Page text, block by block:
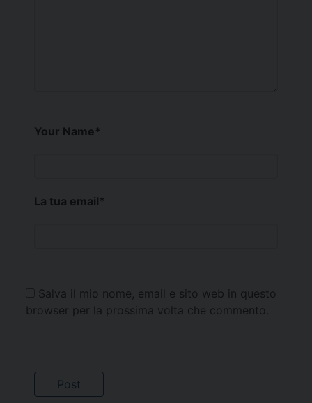
Your Name*
La tua email*
Salva il mio nome, email e sito web in questo
browser per la prossima volta che commento.